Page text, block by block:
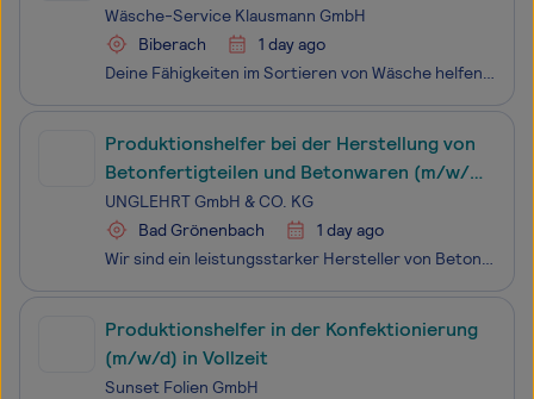
Wäsche-Service Klausmann GmbH
Biberach
1 day ago
Deine Fähigkeiten im Sortieren von Wäsche helfen Dir dabei, den Überblick zu behalten und alles an seinem richtigen Platz zu habenBeim Mangeln der Wäsche sorgst Du für glatte und faltenfreie Ergebnisse, die höchsten Ansprüchen genügenMit einem geschickten Händchen faltest Du die Wäsche, sodass sie o
Produktionshelfer bei der Herstellung von
Betonfertigteilen und Betonwaren (m/w/d)
im Darast
UNGLEHRT GmbH & CO. KG
Bad Grönenbach
1 day ago
Wir sind ein leistungsstarker Hersteller von Betonwaren und Betonfertigteilen mit Standorten in Bad Grönenbach und Aitrach. Unsere Werke zählen zu den führenden Anbietern in der Region und stehen für Qualität, Zuverlässigkeit und moderne Fertigung im Bereich Betonprodukte. Lust auf ein starke
Produktionshelfer in der Konfektionierung
(m/w/d) in Vollzeit
Sunset Folien GmbH